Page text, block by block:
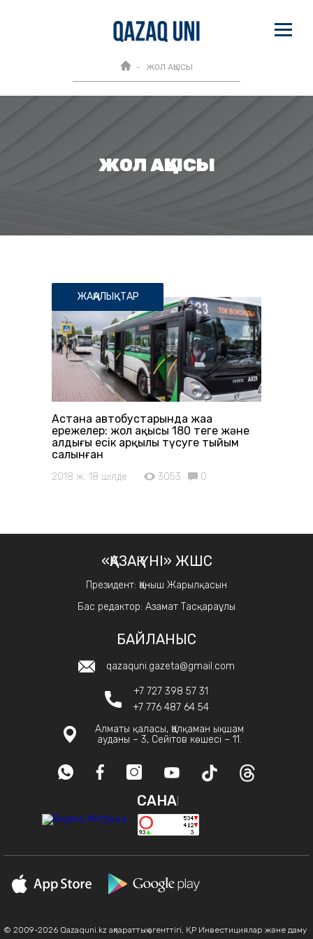
ЖОЛ АҚЫСЫ
ЖОЛ АҚЫСЫ
ЖАҢАЛЫҚТАР
Астана автобустарында жаңа
ережелер: жол ақысы 180 теңге және
алдыңғы есік арқылы түсуге тыйым
салынған
2018 ж. 18 шілде 3053 0
«ҚАЗАҚ ҮНІ» ЖШС
Президент: Қаныш Жарылқасын
Бас редактор: Азамат Тасқараұлы
БАЙЛАНЫС
qazaquni.gazeta@gmail.com
+7 727 398 57 31
+7 776 487 64 54
Алматы қаласы, Қалқаман ықшам
ауданы – 3, Сейітов көшесі – 11.
САНАҚ
© 2009-2026 Qazaquni.kz ақпараттық агенттігі, ҚР Инвестициялар және даму